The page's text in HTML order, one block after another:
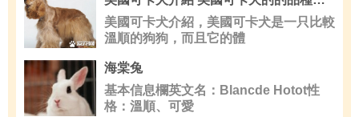
美國可卡犬介紹，美國可卡犬是一只比較
溫順的狗狗，而且它的體
海棠兔
基本信息欄英文名：Blancde Hotot性
格：溫順、可愛